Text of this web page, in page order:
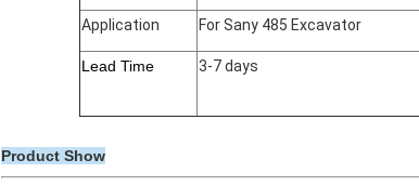
Application For Sany 485 Excavator
Lead Time 3-7 days
Product Show